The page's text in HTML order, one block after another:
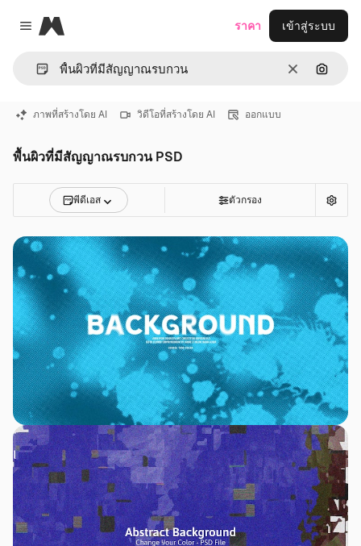
Close menu
Magnific
ชัดเจนค้นหา
ราคา เข้าสู่ระบบ
ภาพที่สร้างโดย AI วิดีโอที่สร้างโดย AI ออกแบบ
พื้นผิวที่มีสัญญาณรบกวน PSD
พีดีเอส ตัวกรอง